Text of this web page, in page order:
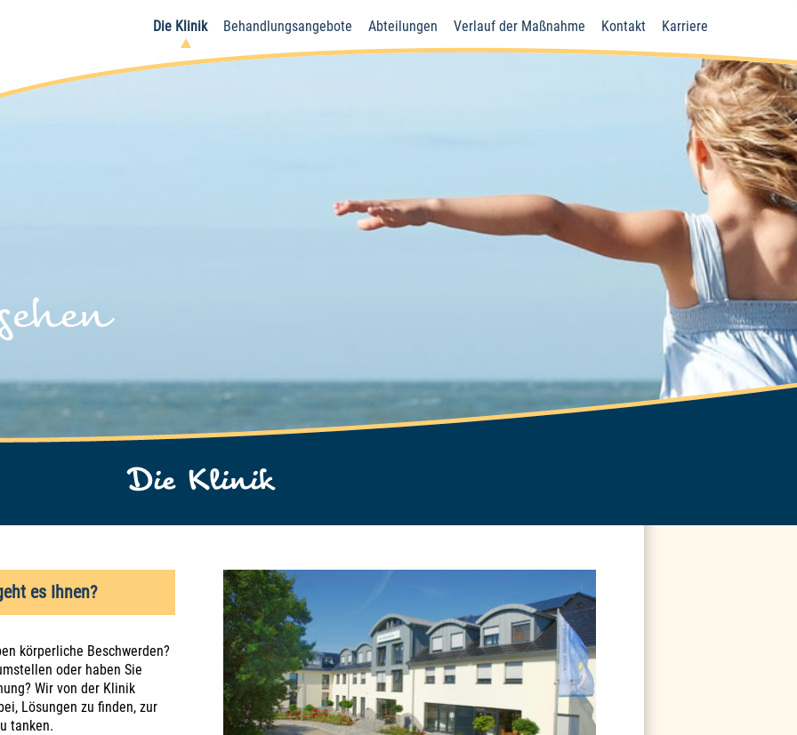
Die Klinik Behandlungsangebote Abteilungen Verlauf der Maßnahme Kontakt Karriere
Die Klinik
es Ihnen?
körperliche Beschwerden?
oder haben Sie
Wir von der Klinik
Lösungen zu finden, zur
tanken.